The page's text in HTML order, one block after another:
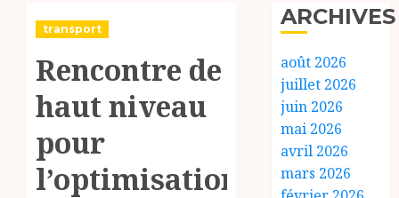
transport
Rencontre de
haut niveau
pour
l’optimisation
ARCHIVES
août 2026
juillet 2026
juin 2026
mai 2026
avril 2026
mars 2026